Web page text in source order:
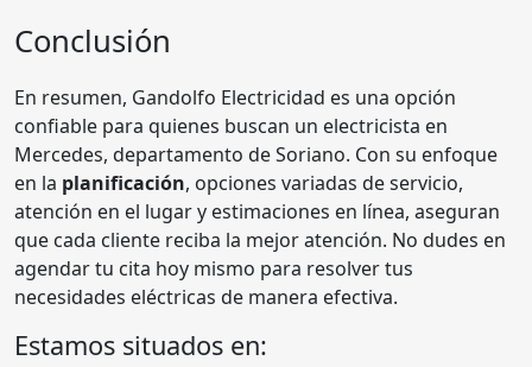
Conclusión
En resumen, Gandolfo Electricidad es una opción
confiable para quienes buscan un electricista en
Mercedes, departamento de Soriano. Con su enfoque
en la planificación, opciones variadas de servicio,
atención en el lugar y estimaciones en línea, aseguran
que cada cliente reciba la mejor atención. No dudes en
agendar tu cita hoy mismo para resolver tus
necesidades eléctricas de manera efectiva.
Estamos situados en: